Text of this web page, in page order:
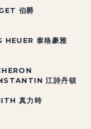
伯爵
HEUER 泰格豪雅
江詩丹頓
真力時